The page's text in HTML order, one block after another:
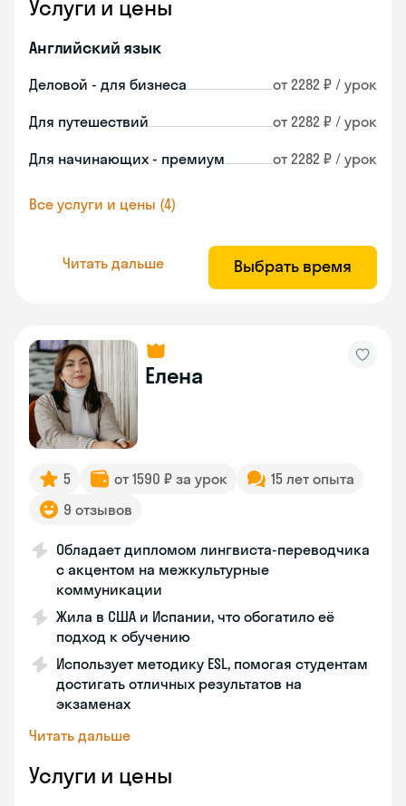
Услуги и цены
Английский язык
Деловой - для бизнеса от 2282 ₽ / урок
Для путешествий от 2282 ₽ / урок
Для начинающих - премиум от 2282 ₽ / урок
Все услуги и цены (4)
Читать дальше Выбрать время
Елена
5 от 1590 ₽ за урок
15 лет опыта
9 отзывов
Обладает дипломом лингвиста-переводчика
с акцентом на межкультурные
коммуникации
Жила в США и Испании, что обогатило её
подход к обучению
Использует методику ESL, помогая студентам
достигать отличных результатов на
экзаменах
Читать дальше
Услуги и цены